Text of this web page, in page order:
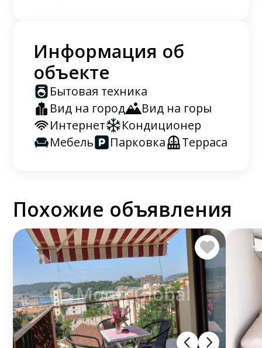
Информация об
объекте
Бытовая техника
Вид на город
Вид на горы
Интернет
Кондиционер
Мебель
Парковка Терраса
Похожие объявления